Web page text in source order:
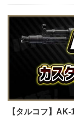
【タルコフ】